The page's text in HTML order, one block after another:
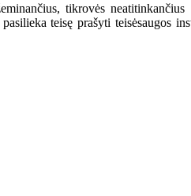
tikrovės
teisę prašyti teisėsaugos